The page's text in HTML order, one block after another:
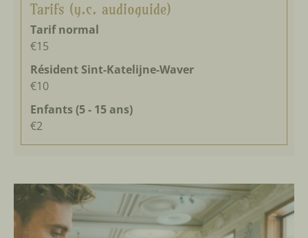
Tarifs (y.c. audioguide)
Tarif normal
€15
Résident Sint-Katelijne-Waver
€10
Enfants(5 - 15 ans)
€2